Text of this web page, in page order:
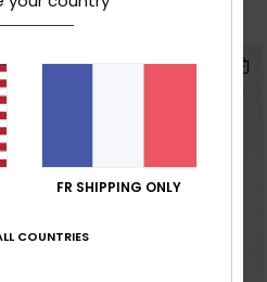
FR SHIPPING ONLY
COUNTRIES